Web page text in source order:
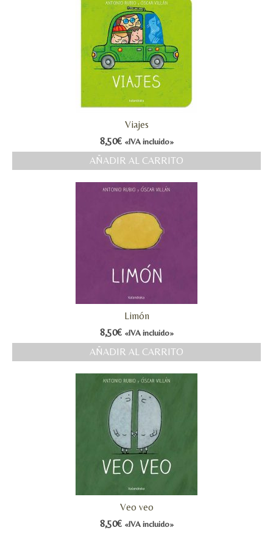
Viajes
8,50€ «IVA incluido»
AÑADIR AL CARRITO
Limón
8,50€ «IVA incluido»
AÑADIR AL CARRITO
Veo veo
8,50€ «IVA incluido»